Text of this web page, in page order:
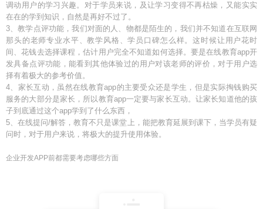
调动用户的学习兴趣。对于学员来说，及让学习变得不再枯燥，又能实实
在在的学到知识，自然是再好不过了。
3、教学点评功能，我们对面的人、物都是陌生的，我们并不知道在互联网
那头的老师专业水平、教学风格、学员口碑怎么样。这时候让用户花时
间、花钱去选择课程，估计用户完全不知道如何选择。要是在线教育app开
发具备点评功能，能看到其他体验过的用户对该老师的评价，对于用户选
择有着极大的参考价值。
4、家长互动，虽然在线教育app的主要受众还是学生，但是实际掏钱购买
服务的大部分是家长，所以教育app一定要与家长互动。让家长知道他的孩
子到底通过这个app学到了什么东西，
5、在线提问/解答，教育不只是课堂上，能把教育延展到课下，当学员有疑
问时，对于用户来说，将极大的提升使用体验。
企业开发APP前都需要考虑哪些方面